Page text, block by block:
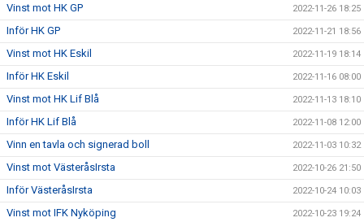
Vinst mot HK GP 2022-11-26 18:25
Inför HK GP 2022-11-21 18:56
Vinst mot HK Eskil 2022-11-19 18:14
Inför HK Eskil 2022-11-16 08:00
Vinst mot HK Lif Blå 2022-11-13 18:10
Inför HK Lif Blå 2022-11-08 12:00
Vinn en tavla och signerad boll 2022-11-03 10:32
Vinst mot VästeråsIrsta 2022-10-26 21:50
Inför VästeråsIrsta 2022-10-24 10:03
Vinst mot IFK Nyköping 2022-10-23 19:24